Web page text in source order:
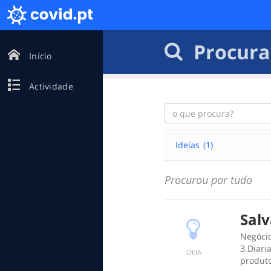
Início
Actividade
Procura
Ideias (1)
Procurou por tudo
IDEIA